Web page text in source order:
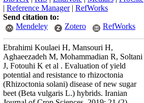
| Reference Manager| RefWorks
Send citation to:
Mendeley
Zotero RefWorks
Ebrahimi Koulaei H, Mansouri H,
Aghaeezadeh M, Mohammadian R, Soltani
J, Fotouhi K et al . Evaluation of yield
potential and resistance to rhizoctonia
(Rhizoctonia solani) disease of new sugar
beet (Beta vulgaris L.) hybrids. Iranian